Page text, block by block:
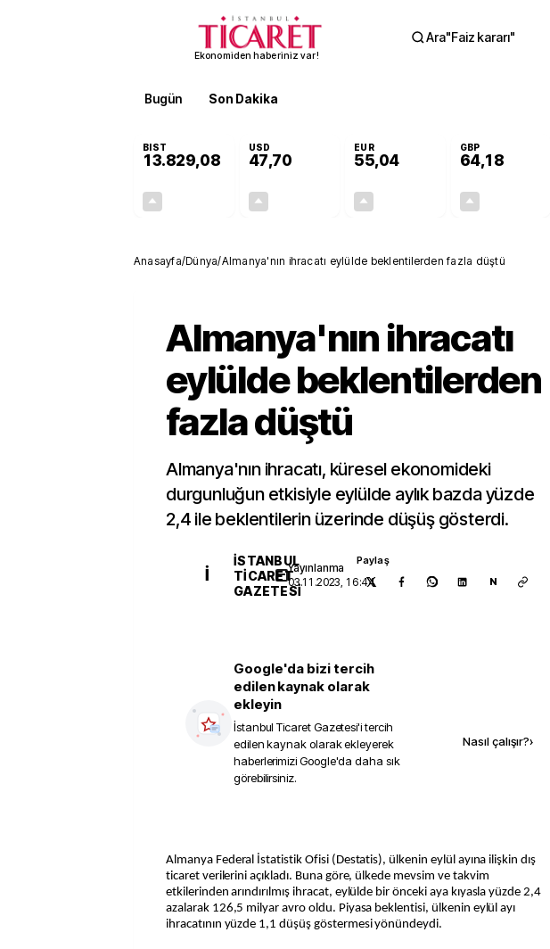
Ekonomiden haberiniz var!
Ara"Faiz kararı"
Bugün Son Dakika
BIST
13.829,08
USD
47,70
EUR
55,04
GBP
64,18
Anasayfa/Dünya/Almanya'nın ihracatı eylülde beklentilerden fazla düştü
Almanya'nın ihracatı
eylülde beklentilerden
fazla düştü
Almanya'nın ihracatı, küresel ekonomideki
durgunluğun etkisiyle eylülde aylık bazda yüzde
2,4 ile beklentilerin üzerinde düşüş gösterdi.
İ
İSTANBUL
TICARET
GAZETESI
Yayınlanma
03.11.2023, 16:44
Paylaş
N
Google'da bizi tercih
edilen kaynak olarak
ekleyin
İstanbul Ticaret Gazetesi'i tercih
edilen kaynak olarak ekleyerek
haberlerimizi Google'da daha sık
görebilirsiniz.
Nasıl çalışır?›
Almanya Federal İstatistik Ofisi (Destatis), ülkenin eylül ayına ilişkin dış
ticaret verilerini açıkladı. Buna göre, ülkede mevsim ve takvim
etkilerinden arındırılmış ihracat, eylülde bir önceki aya kıyasla yüzde 2,4
azalarak 126,5 milyar avro oldu. Piyasa beklentisi, ülkenin eylül ayı
ihracatının yüzde 1,1 düşüş göstermesi yönündeydi.